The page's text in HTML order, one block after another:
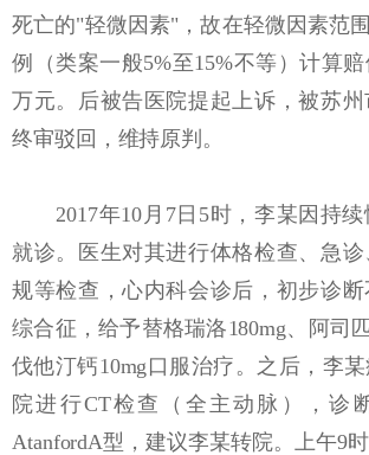
死亡的"轻微因素"，故在轻微因素范
例（类案一般5%至15%不等）计算
万元。后被告医院提起上诉，被苏
终审驳回，维持原判。
2017年10月7日5时，李某因持续
就诊。医生对其进行体格检查、急
规等检查，心内科会诊后，初步诊
综合征，给予替格瑞洛180mg、阿司
伐他汀钙10mg口服治疗。之后，李
院进行CT检查（全主动脉），诊
AtanfordA型，建议李某转院。上午9